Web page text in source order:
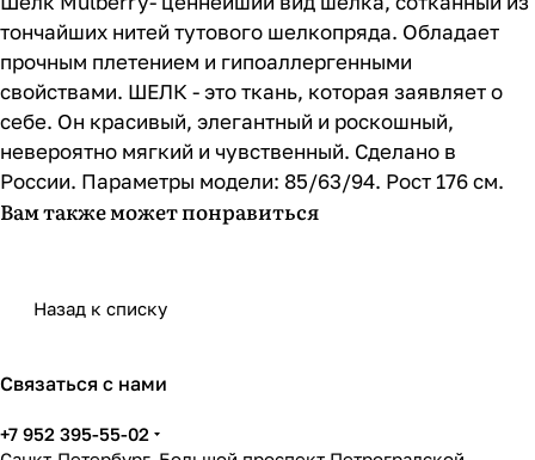
тончайших нитей тутового шелкопряда. Обладает
прочным плетением и гипоаллергенными
свойствами. ШЕЛК - это ткань, которая заявляет о
себе. Он красивый, элегантный и роскошный,
невероятно мягкий и чувственный. Сделано в
России. Параметры модели: 85/63/94. Рост 176 см.
Вам также может понравиться
Назад к списку
Связаться с нами
+7 952 395-55-02